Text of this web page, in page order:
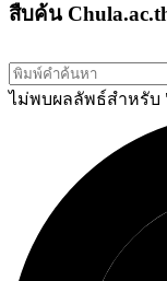
สืบค้น
ไม่พบผลลัพธ์สำหรับ